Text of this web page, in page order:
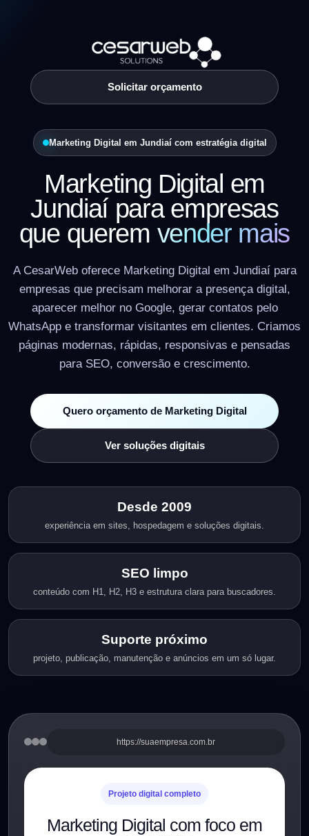
Solicitar orçamento
Marketing Digital em Jundiaí com estratégia digital
Marketing Digital em
Jundiaí para empresas
que querem vender mais
A CesarWeb oferece Marketing Digital em Jundiaí para
empresas que precisam melhorar a presença digital,
aparecer melhor no Google, gerar contatos pelo
WhatsApp e transformar visitantes em clientes. Criamos
páginas modernas, rápidas, responsivas e pensadas
para SEO, conversão e crescimento.
Quero orçamento de Marketing Digital
Ver soluções digitais
Desde 2009
experiência em sites, hospedagem e soluções digitais.
SEO limpo
conteúdo com H1, H2, H3 e estrutura clara para buscadores.
Suporte próximo
projeto, publicação, manutenção e anúncios em um só lugar.
https://suaempresa.com.br
Projeto digital completo
Marketing Digital com foco em